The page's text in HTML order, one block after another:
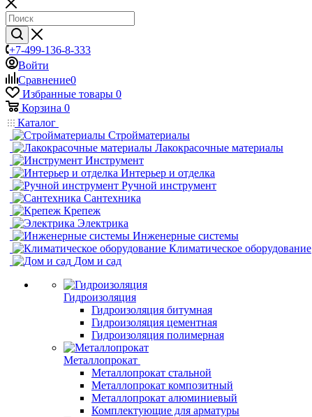
+7-499-136-8-333
Войти
Сравнение0
Избранные товары 0
Корзина 0
Каталог
Стройматериалы
Лакокрасочные материалы
Инструмент
Интерьер и отделка
Ручной инструмент
Сантехника
Крепеж
Электрика
Инженерные системы
Климатическое оборудование
Дом и сад
Гидроизоляция
Гидроизоляция битумная
Гидроизоляция цементная
Гидроизоляция полимерная
Металлопрокат
Металлопрокат стальной
Металлопрокат композитный
Металлопрокат алюминиевый
Комплектующие для арматуры